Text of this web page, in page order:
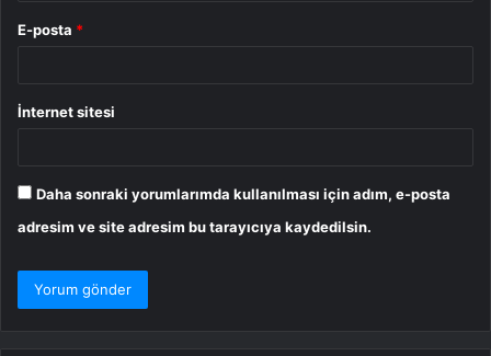
E-posta *
İnternet sitesi
Daha sonraki yorumlarımda kullanılması için adım, e-posta
adresim ve site adresim bu tarayıcıya kaydedilsin.